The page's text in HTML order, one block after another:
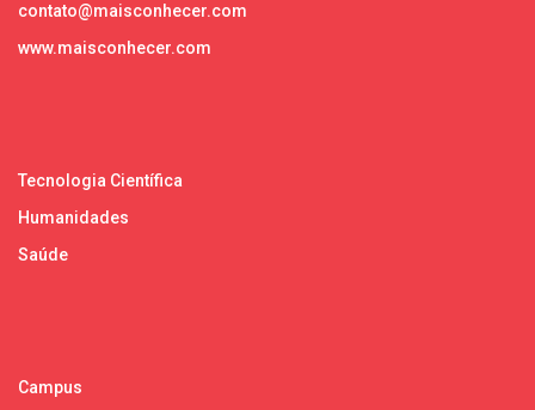
contato@maisconhecer.com
www.maisconhecer.com
Tecnologia Científica
Humanidades
Saúde
Campus